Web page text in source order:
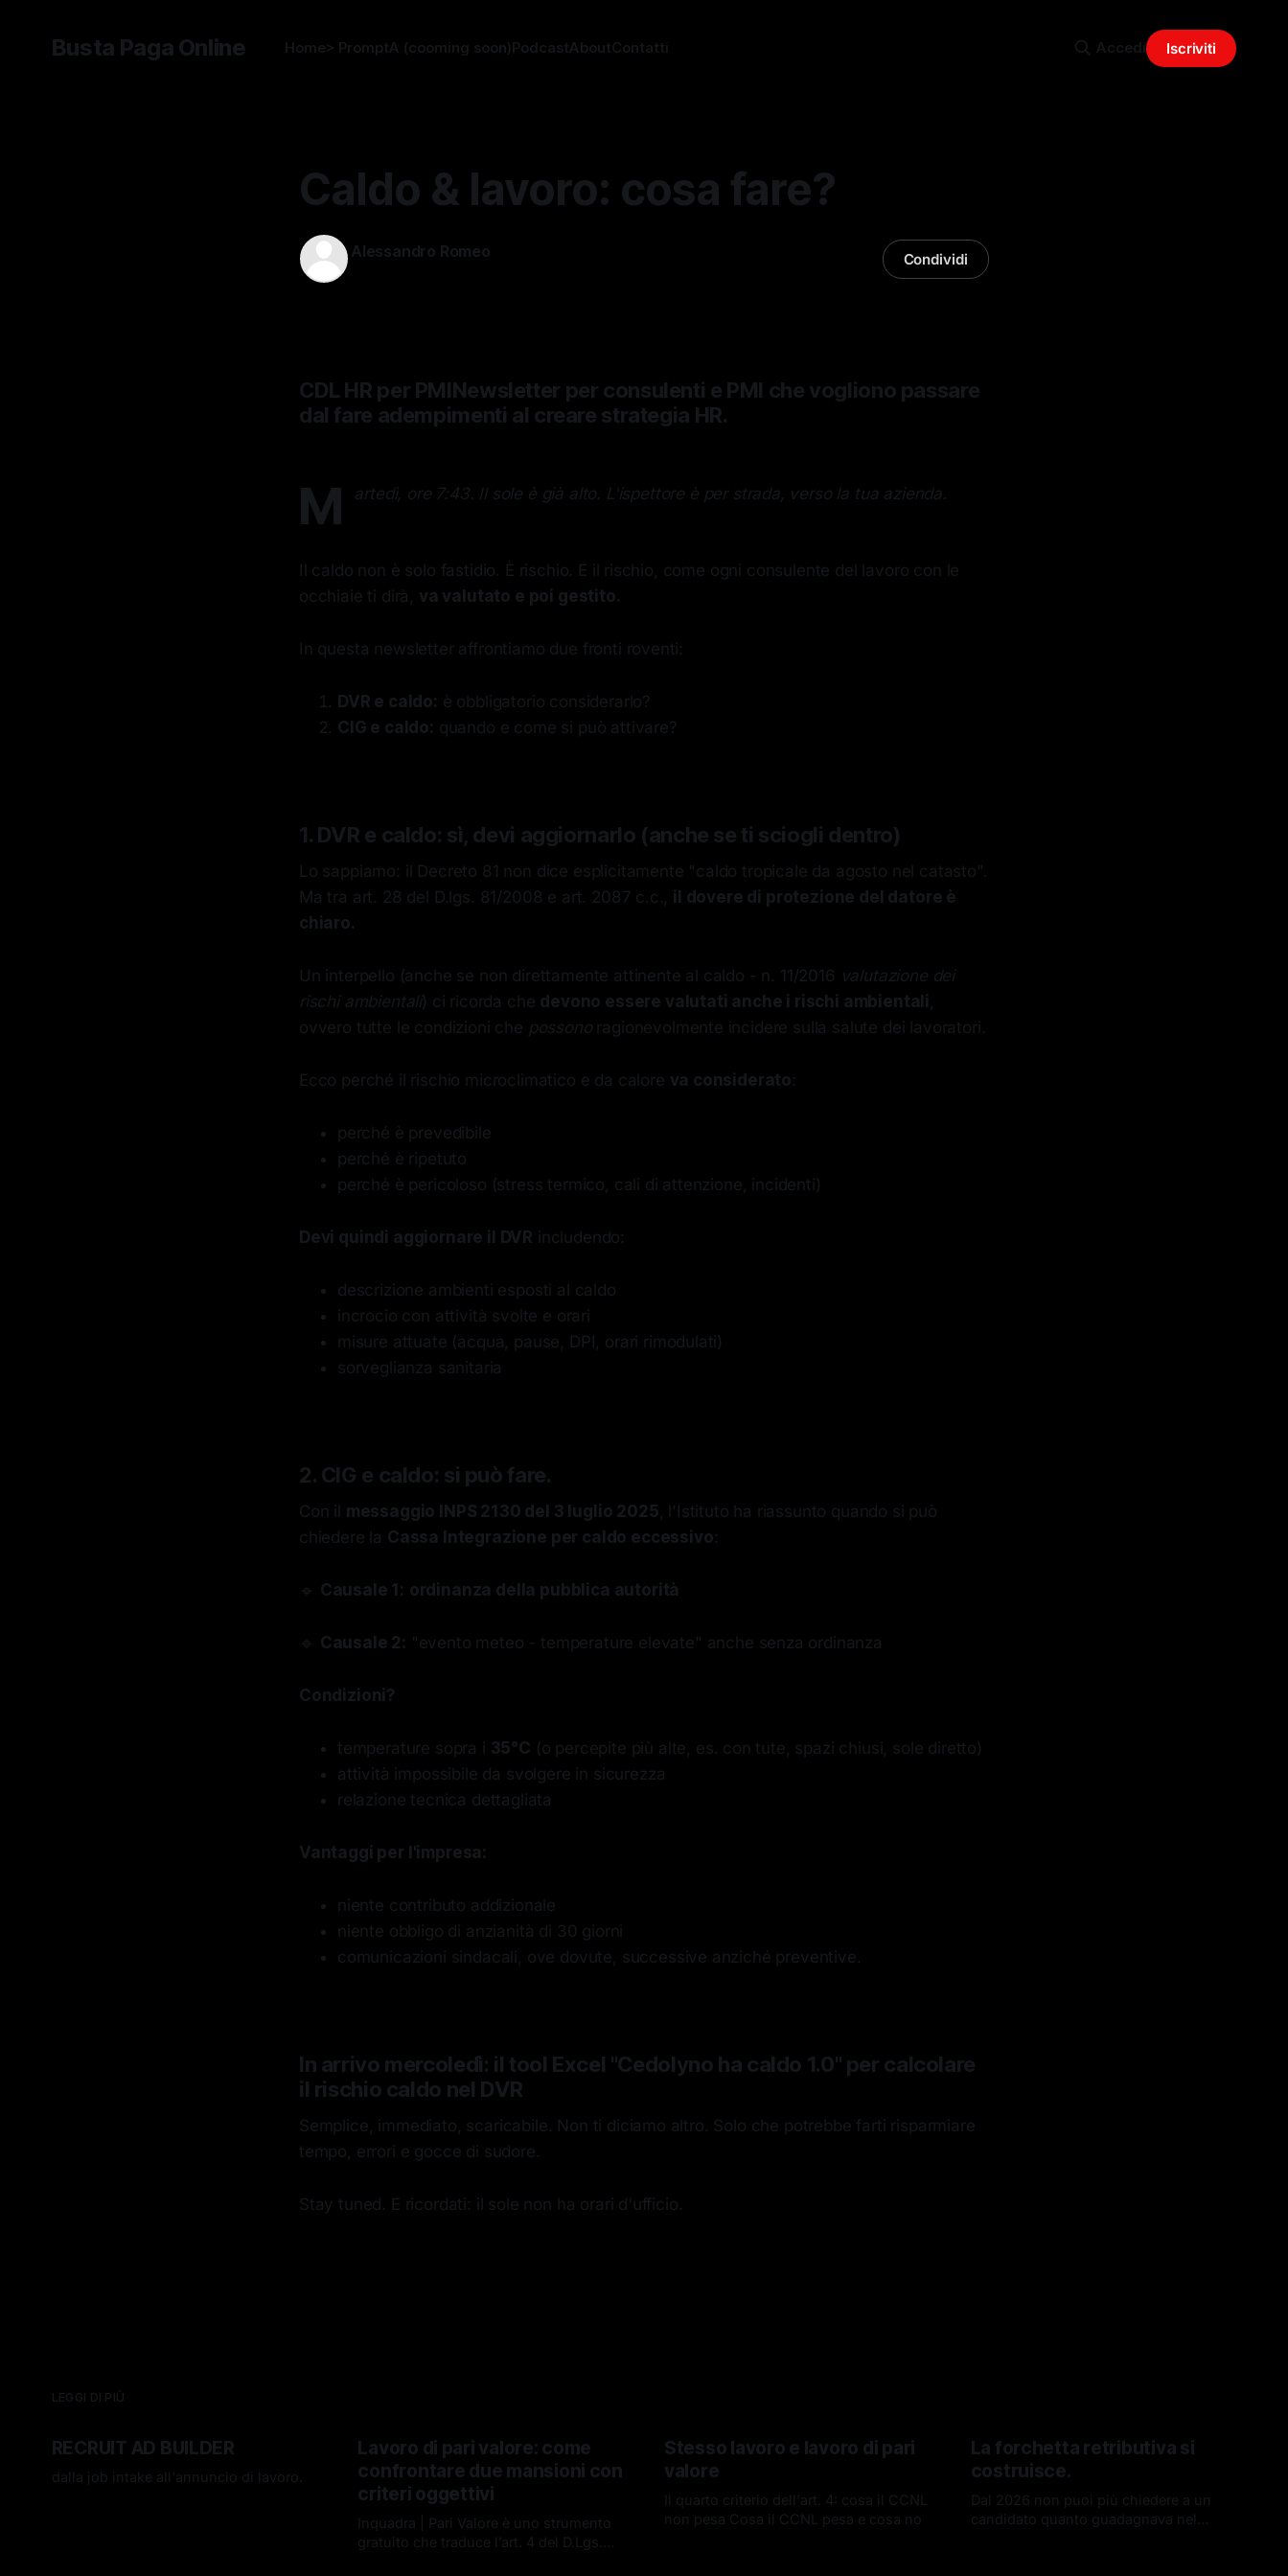
Busta Paga Online Home> PromptA (cooming soon)PodcastAboutContatti Accedi Iscriviti
Caldo & lavoro: cosa fare?
Alessandro Romeo Condividi
CDL HR per PMINewsletter per consulenti e PMI che vogliono passare
dal fare adempimenti al creare strategia HR.
M artedì, ore 7:43. Il sole è già alto. L'ispettore è per strada, verso la tua azienda.
Il caldo non è solo fastidio. È rischio. E il rischio, come ogni consulente del lavoro con le
occhiaie ti dirà, va valutato e poi gestito.
In questa newsletter affrontiamo due fronti roventi:
DVR e caldo: è obbligatorio considerarlo?
CIG e caldo: quando e come si può attivare?
1. DVR e caldo: sì, devi aggiornarlo (anche se ti sciogli dentro)
Lo sappiamo: il Decreto 81 non dice esplicitamente "caldo tropicale da agosto nel catasto".
Ma tra art. 28 del D.lgs. 81/2008 e art. 2087 c.c., il dovere di protezione del datore è
chiaro.
Un interpello (anche se non direttamente attinente al caldo - n. 11/2016 valutazione dei
rischi ambientali) ci ricorda che devono essere valutati anche i rischi ambientali ,
ovvero tutte le condizioni che possonoragionevolmente incidere sulla salute dei lavoratori.
Ecco perché il rischio microclimatico e da calore va considerato:
perché è prevedibile
perché è ripetuto
perché è pericoloso (stress termico, cali di attenzione, incidenti)
Devi quindi aggiornare il DVR includendo:
descrizione ambienti esposti al caldo
incrocio con attività svolte e orari
misure attuate (acqua, pause, DPI, orari rimodulati)
sorveglianza sanitaria
2. CIG e caldo: si può fare.
Con il messaggio INPS 2130 del 3 luglio 2025, l'Istituto ha riassunto quando si può
chiedere la Cassa Integrazione per caldo eccessivo:
🔹 Causale 1: ordinanza della pubblica autorità
🔹 Causale 2: "evento meteo - temperature elevate" anche senza ordinanza
Condizioni?
temperature sopra i 35°C (o percepite più alte, es. con tute, spazi chiusi, sole diretto)
attività impossibile da svolgere in sicurezza
relazione tecnica dettagliata
Vantaggi per l'impresa:
niente contributo addizionale
niente obbligo di anzianità di 30 giorni
comunicazioni sindacali, ove dovute, successive anziché preventive.
In arrivo mercoledì: il tool Excel "Cedolyno ha caldo 1.0" per calcolare
il rischio caldo nel DVR
Semplice, immediato, scaricabile. Non ti diciamo altro. Solo che potrebbe farti risparmiare
tempo, errori e gocce di sudore.
Stay tuned. E ricordati: il sole non ha orari d'ufficio.
LEGGI DI PIÙ
RECRUIT AD BUILDER
dalla job intake all'annuncio di lavoro.
Lavoro di pari valore: come
confrontare due mansioni con
criteri oggettivi
Inquadra | Pari Valore è uno strumento
gratuito che traduce l’art. 4 del D.Lgs.
Stesso lavoro e lavoro di pari
valore
Il quarto criterio dell'art. 4: cosa il CCNL
non pesa Cosa il CCNL pesa e cosa no
La forchetta retributiva si
costruisce.
Dal 2026 non puoi più chiedere a un
candidato quanto guadagnava nel